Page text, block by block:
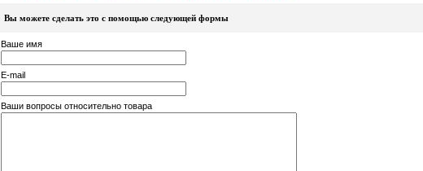
Вы можете сделать это с помощью следующей формы
Ваше имя
E-mail
Ваши вопросы относительно товара